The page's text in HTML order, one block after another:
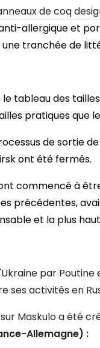
de coq
allergique et
tranchée de
tableau des
pratiques que
de sortie
ont été fermés.
commencé à
précédentes,
et la plus
par
ses activités en
Maskulo a été
Allemagne) :